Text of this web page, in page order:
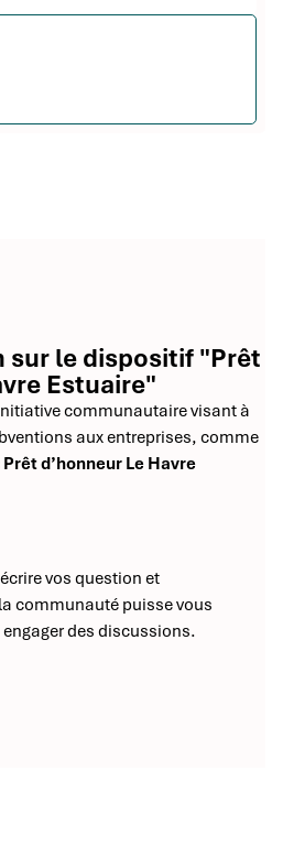
sur le dispositif "Prêt
Estuaire"
communautaire visant à
aux entreprises, comme
d’honneur Le Havre
vos question et
communauté puisse vous
des discussions.